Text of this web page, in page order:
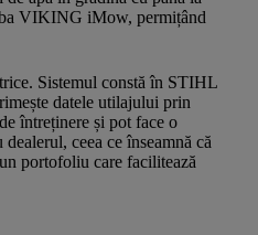
VIKING iMow, permițând
Sistemul constă în STIHL
datele utilajului prin
întreținere și pot face o
ceea ce înseamnă că
portofoliu care facilitează